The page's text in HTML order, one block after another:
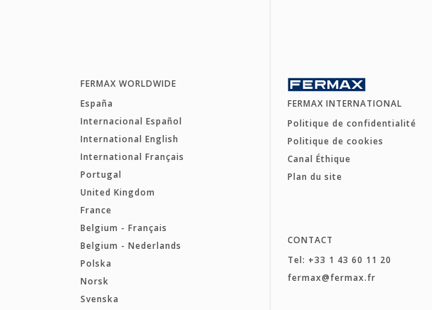
FERMAX WORLDWIDE
España
Internacional Español
International English
International Français
Portugal
United Kingdom
France
Belgium - Français
Belgium - Nederlands
Polska
Norsk
Svenska
FERMAX INTERNATIONAL
Politique de confidentialité
Politique de cookies
Canal Éthique
Plan du site
CONTACT
Tel: +33 1 43 60 11 20
fermax@fermax.fr